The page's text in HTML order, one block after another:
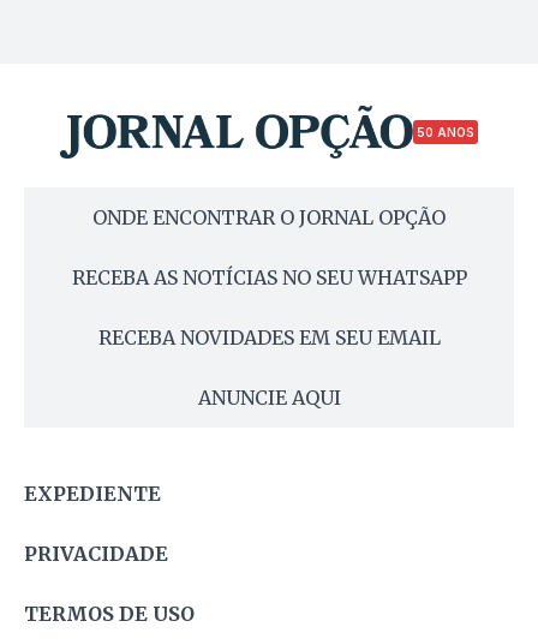
50 ANOS
ONDE ENCONTRAR O JORNAL OPÇÃO
RECEBA AS NOTÍCIAS NO SEU WHATSAPP
RECEBA NOVIDADES EM SEU EMAIL
ANUNCIE AQUI
EXPEDIENTE
PRIVACIDADE
TERMOS DE USO